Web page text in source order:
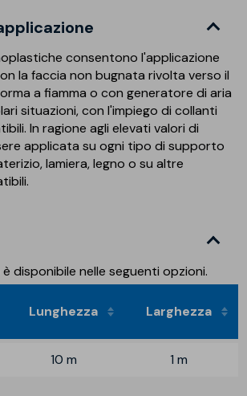
consentono l'applicazione
la faccia non bugnata rivolta verso il
a fiamma o con generatore di aria
situazioni, con l'impiego di collanti
In ragione agli elevati valori di
applicata su ogni tipo di supporto
lamiera, legno o su altre
disponibile nelle seguenti opzioni.
Lunghezza Larghezza
10 m 1 m